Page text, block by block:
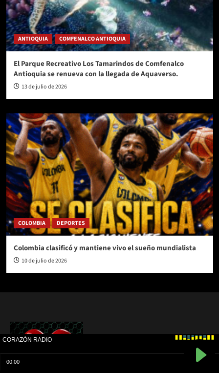
ANTIOQUIA COMFENALCO ANTIOQUIA
El Parque Recreativo Los Tamarindos de Comfenalco
Antioquia se renueva con la llegada de Aquaverso.
13 de julio de 2026
COLOMBIA DEPORTES
Colombia clasificó y mantiene vivo el sueño mundialista
10 de julio de 2026